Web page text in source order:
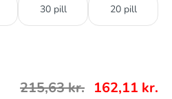
30 pill 20 pill
215,63kr. 162,11 kr.